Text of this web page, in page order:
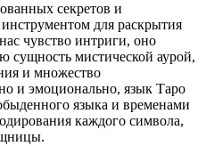
секретов и
для раскрытия
чувство интриги, оно
сущность мистической аурой,
и множество
и эмоционально, язык Таро
языка и временами
каждого символа,